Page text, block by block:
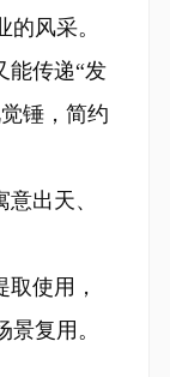
风采。
能传递“发
锤，简约
出天、
使用，
复用。